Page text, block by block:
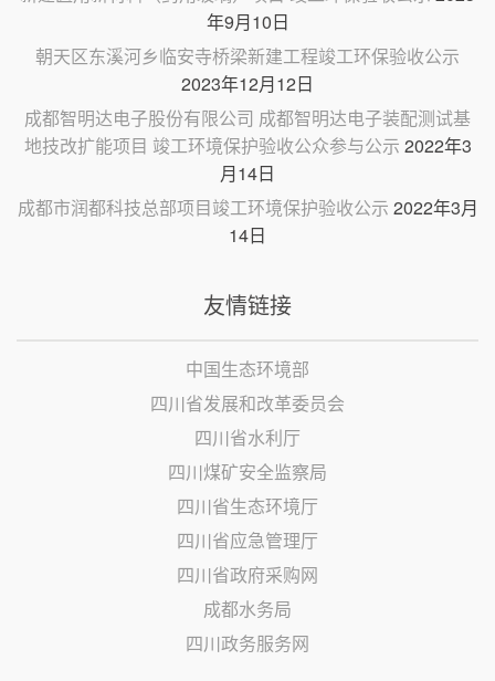
年9月10日
朝天区东溪河乡临安寺桥梁新建工程竣工环保验收公示
2023年12月12日
成都智明达电子股份有限公司 成都智明达电子装配测试基
地技改扩能项目 竣工环境保护验收公众参与公示 2022年3
月14日
成都市润都科技总部项目竣工环境保护验收公示 2022年3月
14日
友情链接
中国生态环境部
四川省发展和改革委员会
四川省水利厅
四川煤矿安全监察局
四川省生态环境厅
四川省应急管理厅
四川省政府采购网
成都水务局
四川政务服务网